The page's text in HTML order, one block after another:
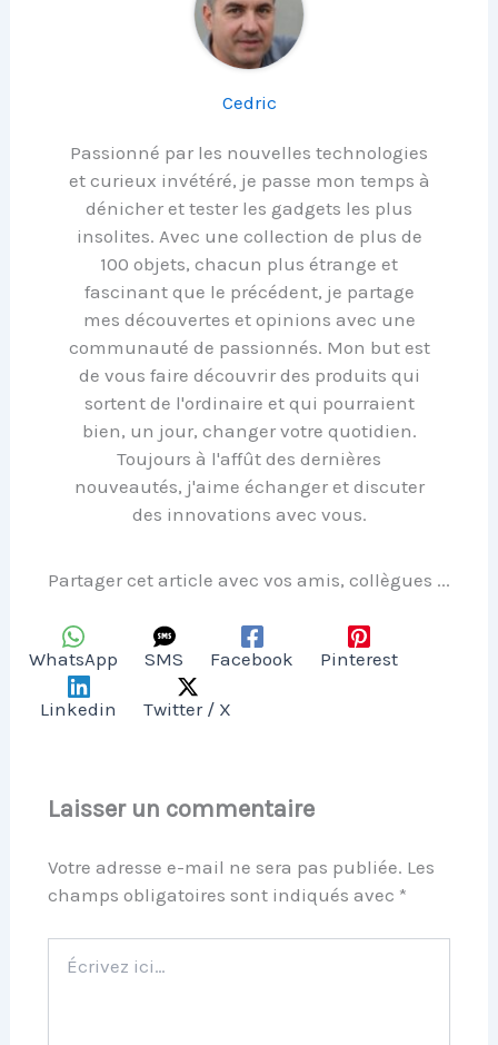
Cedric
Passionné par les nouvelles technologies
et curieux invétéré, je passe mon temps à
dénicher et tester les gadgets les plus
insolites. Avec une collection de plus de
100 objets, chacun plus étrange et
fascinant que le précédent, je partage
mes découvertes et opinions avec une
communauté de passionnés. Mon but est
de vous faire découvrir des produits qui
sortent de l'ordinaire et qui pourraient
bien, un jour, changer votre quotidien.
Toujours à l'affût des dernières
nouveautés, j'aime échanger et discuter
des innovations avec vous.
Partager cet article avec vos amis, collègues ...
WhatsApp SMS Facebook Pinterest
Linkedin Twitter / X
Laisser un commentaire
Votre adresse e-mail ne sera pas publiée. Les
champs obligatoires sont indiqués avec *
ici…